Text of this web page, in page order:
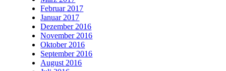
Februar 2017
Januar 2017
Dezember 2016
November 2016
Oktober 2016
September 2016
August 2016